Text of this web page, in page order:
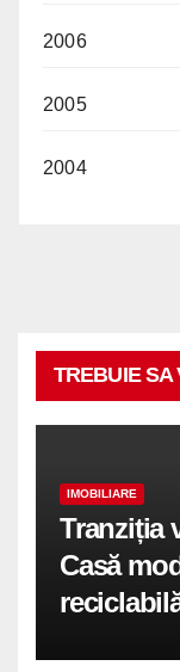
2006
2005
2004
TREBUIE SA
IMOBILIARE
Tranziția
Casă